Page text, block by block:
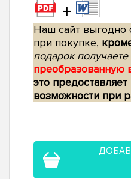
+
Наш сайт выгодно
при покупке,
подарок получаете
преобразованную
это
возможности при